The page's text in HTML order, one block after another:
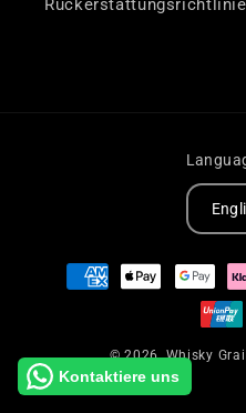
Rückerstattungsrichtlinie
Payment
methods
© 2026,Whisky Grail
Kontaktiere uns